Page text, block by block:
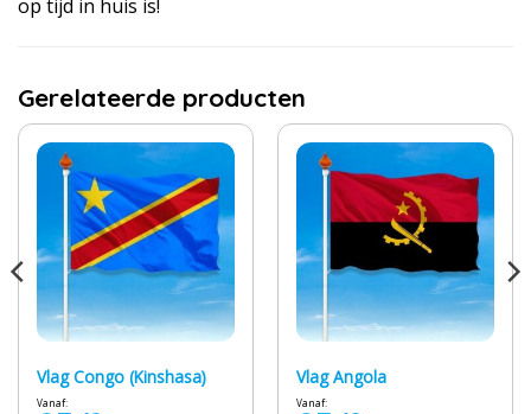
op tijd in huis is!
Gerelateerde producten
Vlag Congo (Kinshasa)
Vanaf:
Vlag Angola
Vanaf: